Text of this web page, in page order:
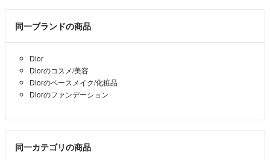
す。こちらはきちんと説明もしてから発送しております。本来悪い評価
をつけたかったですがトラブルが嫌なのでこちらは良い評価にしまし
た。
たいと思います。
貴金属は家庭用の1ｇ表示の計りでの計量の為、多少の誤差があります
事ご了承願います。
あくまでも目安としてご参考願います。
お顔の見えないお取り引きですので気持ちの良いお取り引きを希望しま
す。
期間内よりも早めに発送しております。
同一ブランドの商品
Dior
Diorのコスメ/美容
Diorのベースメイク/化粧品
Diorのファンデーション
同一カテゴリの商品